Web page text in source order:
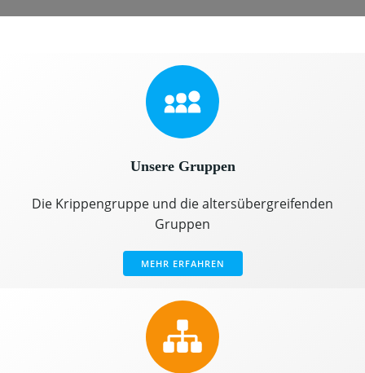
Unsere Gruppen
Die Krippengruppe und die altersübergreifenden
Gruppen
MEHR ERFAHREN